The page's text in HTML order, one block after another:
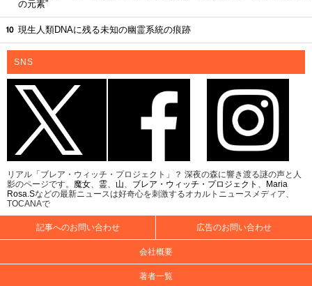
の元素”
現生人類DNAに残る未知の幽霊系統の痕跡
SNS
リアル「ブレア・ウィッチ・プロジェクト」？ 深夜の森に響き渡る謎の声と人
影のページです。 魔女、 霊、 山、 ブレア・ウィッチ・プロジェクト 、
Maria
Rosa.Sなどの最新ニュースは好奇心を刺激するオカルトニュースメディア、
TOCANAで
記事へのお問い合わせ 広告のお問い合わせ
会社概要
著者一覧